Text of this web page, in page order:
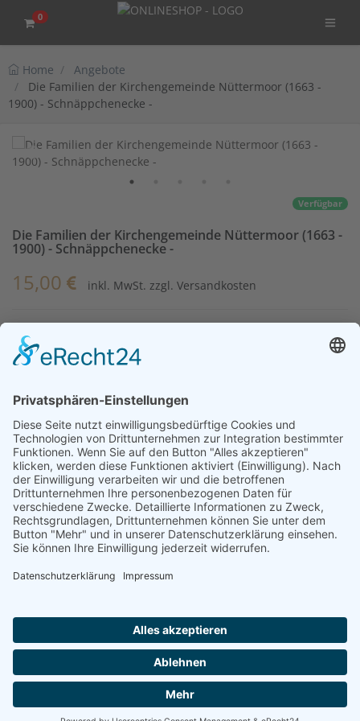
0
Home
Angebote
Die Familien der Kirchengemeinde Nüttermoor (1663 -
1900) - Schnäppchenecke -
Verfügbar
Die Familien der Kirchengemeinde Nüttermoor (1663 -
1900) - Schnäppchenecke -
15,00 inkl. MwSt. zzgl. Versandkosten
Wilhelm Lange, 1991 (in 2 Bänden)
ISBN 3-925365-63-X
463 Seiten
Anzahl
In den Warenkorb